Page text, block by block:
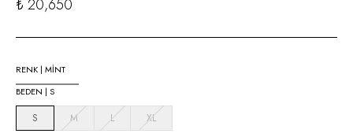
₺ 20,650
RENK | MİNT
BEDEN | S
S M L XL